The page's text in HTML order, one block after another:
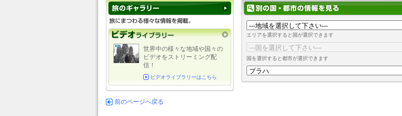
エリアを選択すると国が選択できます
国を選択すると都市が選択できます
世界中の様々な地域や国々の
ビデオをストリーミング配
信！
ビデオライブラリーはこちら
前のページへ戻る